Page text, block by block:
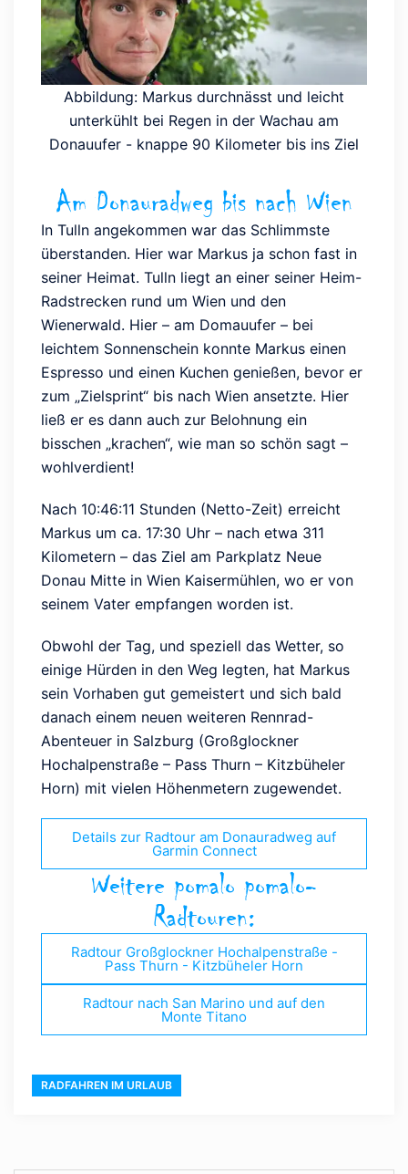
Abbildung: Markus durchnässt und leicht
unterkühlt bei Regen in der Wachau am
Donauufer - knappe 90 Kilometer bis ins Ziel
Am Donauradweg bis nach Wien
In Tulln angekommen war das Schlimmste
überstanden. Hier war Markus ja schon fast in
seiner Heimat. Tulln liegt an einer seiner Heim-
Radstrecken rund um Wien und den
Wienerwald. Hier – am Domauufer – bei
leichtem Sonnenschein konnte Markus einen
Espresso und einen Kuchen genießen, bevor er
zum „Zielsprint“ bis nach Wien ansetzte. Hier
ließ er es dann auch zur Belohnung ein
bisschen „krachen“, wie man so schön sagt –
wohlverdient!
Nach 10:46:11 Stunden (Netto-Zeit) erreicht
Markus um ca. 17:30 Uhr – nach etwa 311
Kilometern – das Ziel am Parkplatz Neue
Donau Mitte in Wien Kaisermühlen, wo er von
seinem Vater empfangen worden ist.
Obwohl der Tag, und speziell das Wetter, so
einige Hürden in den Weg legten, hat Markus
sein Vorhaben gut gemeistert und sich bald
danach einem neuen weiteren Rennrad-
Abenteuer in Salzburg (Großglockner
Hochalpenstraße – Pass Thurn – Kitzbüheler
Horn) mit vielen Höhenmetern zugewendet.
Details zur Radtour am Donauradweg auf
Garmin Connect
Weitere pomalo pomalo-
Radtouren:
Radtour Großglockner Hochalpenstraße -
Pass Thurn - Kitzbüheler Horn
Radtour nach San Marino und auf den
Monte Titano
RADFAHREN IM URLAUB